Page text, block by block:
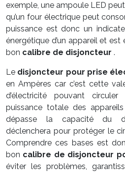
exemple, une ampoule LED
qu’un four électrique peut
puissance est donc un
énergétique d’un appareil et
bon calibre de disjoncteur .
Le disjoncteur pour prise
en Ampères car c’est cette
d’électricité pouvant
puissance totale des
dépasse la capacité du
déclenchera pour protéger le
Comprendre ces bases est
bon calibre de disjoncteur
éviter les problèmes,